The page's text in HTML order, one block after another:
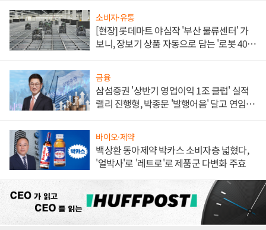
소비자·유통
[현장] 롯데마트 야심작 '부산 물류센터' 가
보니, 장보기 상품 자동으로 담는 '로봇 400
금융
삼섬증권 '상반기 영업이익 1조 클럽' 실적
랠리 진행형, 박종문 '발행어음' 달고 연임 향
바이오·제약
백상환 동아제약 박카스 소비자층 넓혔다,
'얼박사'로 '레트로'로 제품군 다변화 주효